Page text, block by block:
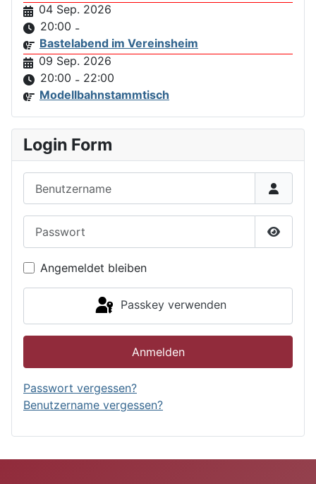
04 Sep. 2026
20:00 -
Bastelabend im Vereinsheim
09 Sep. 2026
20:00 - 22:00
Modellbahnstammtisch
Login Form
Angemeldet bleiben
Passkey verwenden
Anmelden
Passwort vergessen?
Benutzername vergessen?